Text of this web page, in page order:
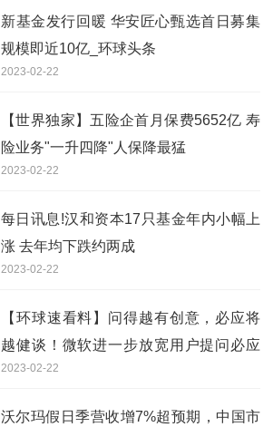
新基金发行回暖 华安匠心甄选首日募集
规模即近10亿_环球头条
2023-02-22
【世界独家】五险企首月保费5652亿 寿
险业务"一升四降"人保降最猛
2023-02-22
每日讯息!汉和资本17只基金年内小幅上
涨 去年均下跌约两成
2023-02-22
【环球速看料】问得越有创意，必应将
越健谈！微软进一步放宽用户提问必应
限制
2023-02-22
沃尔玛假日季营收增7%超预期，中国市